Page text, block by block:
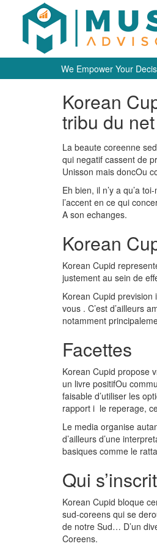
We Empower Your
Korean
tribu du
La beaute coreenne
qui negatif cassent de
Unisson mais doncOu
Eh bien, il n’y a qu’a
l’accent en ce qui
A son echanges.
Korean
Korean Cupid
justement au sein de
Korean Cupid
vous . C’est d’ailleurs
notamment
Facettes
Korean Cupid propose
un livre positifOu
faisable d’utiliser les
rapport i le reperage,
Le media organise
d’ailleurs d’une
basiques comme le
Qui
Korean Cupid bloque
sud-coreens qui se
de notre Sud… D’un
Coreens.